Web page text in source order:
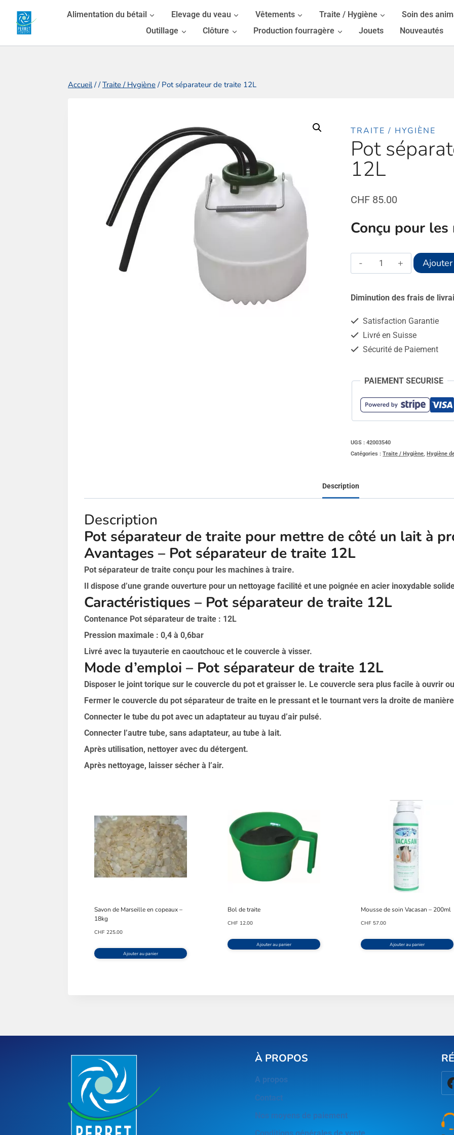
Alimentation du bétail Elevage du veau Vêtements Traite / Hygiène Soin des
Outillage
Clôture Production fourragère Jouets Nouveautés
Accueil / / Traite / Hygiène / Pot séparateur de traite 12L
TRAITE / HYGIÈNE
Pot
12L
CHF 85.00
Conçu pour
quantité
de
Pot
de
Diminution des frais de
Satisfaction Garantie
Livré en Suisse
Sécurité de Paiement
PAIEMENT SECURISE
UGS :42003540
Catégories :Traite / Hygiène ,Hygiène
Description
Description
Pot séparateur de traite pour mettre de côté un lait à
Avantages – Pot séparateur de traite 12L
Pot séparateur de traite conçu pour les machines à traire.
Il dispose d’une grande ouverture pour un nettoyage facilité et une poignée en acier inoxydable
Caractéristiques – Pot séparateur de traite 12L
Contenance Pot séparateur de traite : 12L
Pression maximale : 0,4 à 0,6bar
Livré avec la tuyauterie en caoutchouc et le couvercle à visser.
Mode d’emploi – Pot séparateur de traite 12L
Disposer le joint torique sur le couvercle du pot et graisser le. Le couvercle sera plus facile à ouvrir
Fermer le couvercle du pot séparateur de traite en le pressant et le tournant vers la droite de
Connecter le tube du pot avec un adaptateur au tuyau d’air pulsé.
Connecter l’autre tube, sans adaptateur, au tube à lait.
Après utilisation, nettoyer avec du détergent.
Après nettoyage, laisser sécher à l’air.
Savon de Marseille en copeaux –
18kg
CHF 225.00
Ajouter au panier
Bol de traite
CHF 12.00
Ajouter au panier
Mousse de soin Vacasan – 200ml
CHF 57.00
Ajouter au panier
À PROPOS
A propos
Contact
Nos moyens de paiement